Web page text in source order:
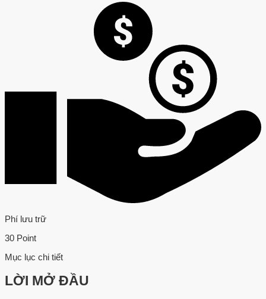
Phí lưu trữ
30 Point
Mục lục chi tiết
LỜI MỞ ĐẦU